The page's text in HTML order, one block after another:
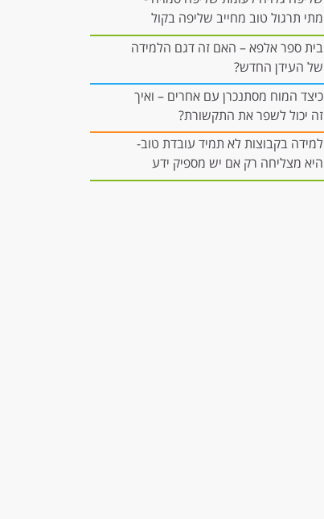
מתי תרגול טוב מחייב שליפה בקול
רם, ומתי הוא יכול להיות "בתוך
הראש"?
בית ספר אלפא – האם זה דגם הלמידה
של העידן החדש?
כיצד המוח מסתנכרן עם אחרים – ואיך
זה יכול לשפר את התקשורת?
למידה בקבוצות לא תמיד עובדת טוב-
היא מצליחה רק אם יש מספיק ידע
להשתתפות משמעותית